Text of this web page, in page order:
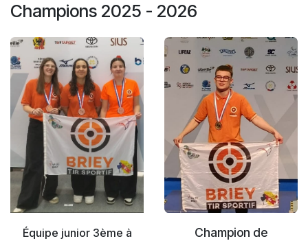
Champions 2025 - 2026
Équipe junior 3ème à
Champion de